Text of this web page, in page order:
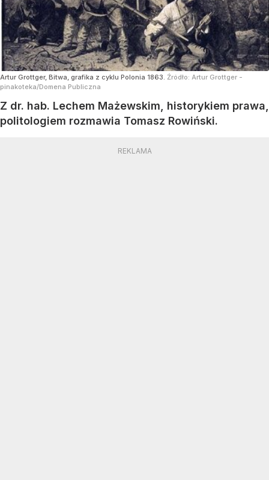
Artur Grottger, Bitwa, grafika z cyklu Polonia 1863. Źródło: Artur Grottger -
pinakoteka/Domena Publiczna
Z dr. hab. Lechem Mażewskim, historykiem prawa,
politologiem rozmawia Tomasz Rowiński.